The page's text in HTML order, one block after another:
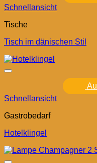
Schnellansicht
Tische
Tisch im dänischen Stil
Schnellansicht
Gastrobedarf
Hotelklingel